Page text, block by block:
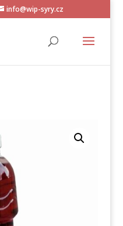
info@wip-syry.cz